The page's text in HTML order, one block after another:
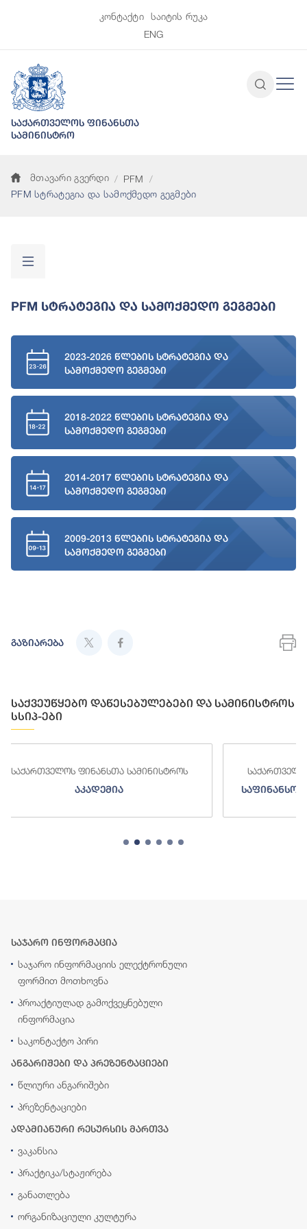
კონტაქტი
საიტის რუკა
ENG
საქართველოს ფინანსთა
სამინისტრო
მთავარი გვერდი
PFM
PFM სტრატეგია და სამოქმედო გეგმები
PFM Სტრატეგია Და Სამოქმედო Გეგმები
2023-2026 წლების სტრატეგია და
სამოქმედო გეგმები
2018-2022 წლების სტრატეგია და
სამოქმედო გეგმები
2014-2017 წლების სტრატეგია და
სამოქმედო გეგმები
2009-2013 წლების სტრატეგია და
სამოქმედო გეგმები
გაზიარება
საქვეუწყებო დაწესებულებები და სამინისტროს
სსიპ-ები
საქართველოს ფინანსთა სამინისტროს
საფინანსო-ანალიტიკური სამსახური
საჯარო ინფორმაცია
საჯარო ინფორმაციის ელექტრონული
ფორმით მოთხოვნა
პროაქტიულად გამოქვეყნებული
ინფორმაცია
საკონტაქტო პირი
ანგარიშები და პრეზენტაციები
წლიური ანგარიშები
პრეზენტაციები
ადამიანური რესურსის მართვა
ვაკანსია
პრაქტიკა/სტაჟირება
განათლება
ორგანიზაციული კულტურა